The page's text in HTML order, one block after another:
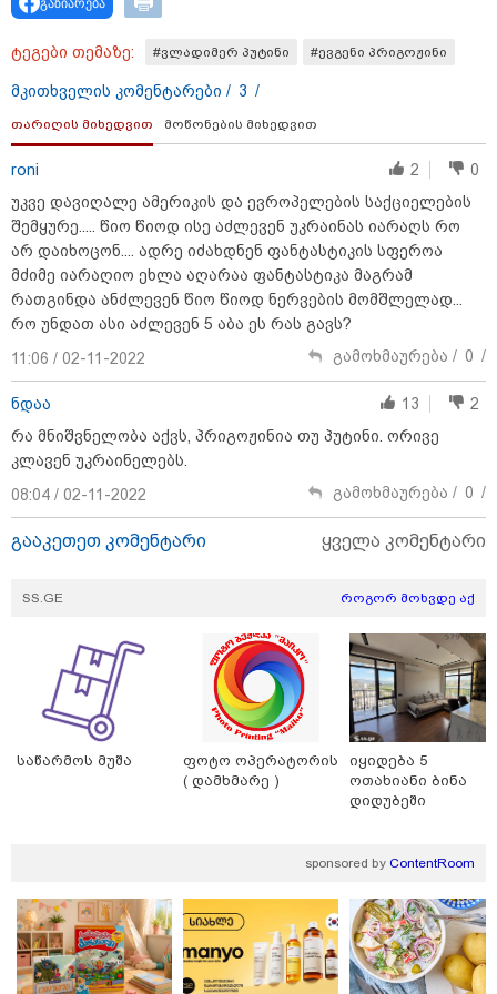
"იმნაძემ მის მეგობრებს
გიორგი მალანიას უთხრა,
გიგა ავალიანი ზედმეტ
ყურადღებას იჩენდა მის
მიმართ, რითაც გაბაშვილი
წააქეზა" - პროკურატურა
19:33 / 06-08-2026
რა სასჯელი ემუქრება ნია
იმნაძეს? - პროკურატურამ მას
ბრალდება წარუდგინა
19:30 / 06-08-2026
გიგა ავალიანის საქმეზე ნია
იმნაძეს და ანასტასია
წარუდგინეს
15:54 / 06-08-2026
"ბრალი არის აბურდული -
დაანგრიეს"- გიგა ავალიანის
ბერუაშვილის ადვოკატი
კატეგორიის ყველა სიახლე
მკითხველის რჩევით
ტეგები თემაზე: #ვლადიმერ პუტინი #ევგენი პრიგოჟინი
მკითხველის კომენტარები / 3 /
თარიღის მიხედვით მოწონების მიხედვით
roni 2
0
უკვე დავიღალე ამერიკის და ევროპელების საქციელების
შემყურე..... წიო წიოდ ისე აძლევენ უკრაინას იარაღს რო
არ დაიხოცონ.... ადრე იძახდნენ ფანტასტიკის სფეროა
მძიმე იარაღიო ეხლა აღარაა ფანტასტიკა მაგრამ
რათგინდა ანძლევენ წიო წიოდ ნერვების მომშლელად...
რო უნდათ ასი აძლევენ 5 აბა ეს რას გავს?
11:06 / 02-11-2022
გამოხმაურება / 0 /
ნდაა 13
2
რა მნიშვნელობა აქვს, პრიგოჟინია თუ პუტინი. ორივე
კლავენ უკრაინელებს.
08:04 / 02-11-2022
გამოხმაურება / 0 /
გააკეთეთ კომენტარი ყველა კომენტარი
SS.GE როგორ მოხვდე აქ
საწარმოს მუშა
ფოტო ოპერატორის
( დამხმარე )
იყიდება 5
ოთახიანი ბინა
დიდუბეში
sponsored by ContentRoom